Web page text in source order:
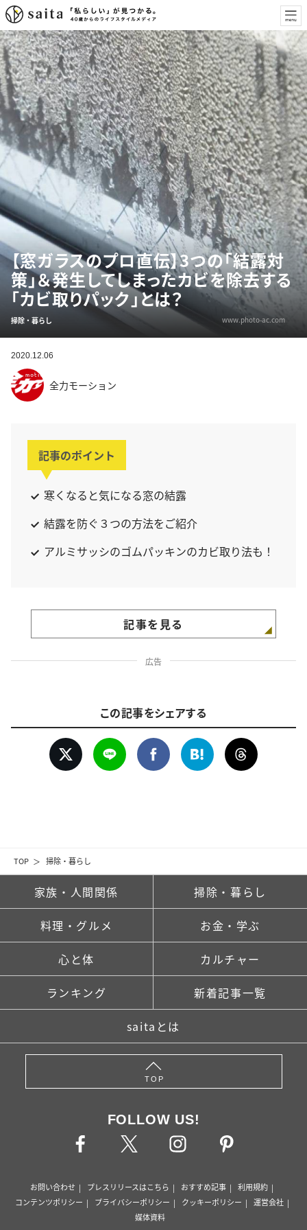
TOP 掃除・暮らし
【窓ガラスのプロ直伝】3つの「結露対
策」＆発生してしまったカビを除去する
「カビ取りパック」とは？
掃除・暮らし www.photo-ac.com
2020.12.06
全力モーション
記事のポイント
寒くなると気になる窓の結露
結露を防ぐ３つの方法をご紹介
アルミサッシのゴムパッキンのカビ取り法も！
記事を見る
広告
この記事をシェアする
家族・人間関係 掃除・暮らし
料理・グルメ お金・学ぶ
心と体 カルチャー
ランキング 新着記事一覧
saitaとは
TOP
FOLLOW US!
お問い合わせ プレスリリースはこちら おすすめ記事
利用規約
コンテンツポリシー
プライバシーポリシー クッキーポリシー
運営会社
媒体資料